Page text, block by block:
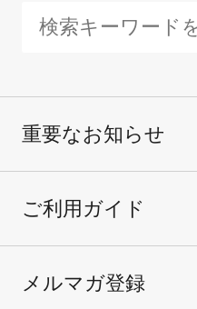
重要なお知らせ
ご利用ガイド
メルマガ登録